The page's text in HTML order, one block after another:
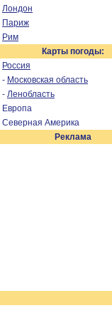
Лондон
Париж
Рим
Карты погоды:
Россия
- Московская область
- Ленобласть
Европа
Северная Америка
Реклама